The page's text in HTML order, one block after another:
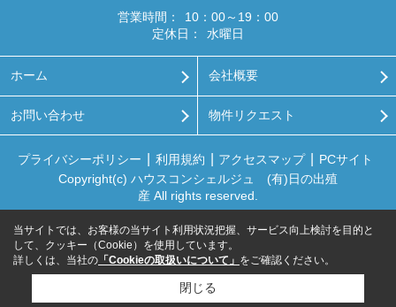
営業時間：
10：00～19：00
定休日：
水曜日
ホーム 会社概要
お問い合わせ 物件リクエスト
プライバシーポリシー 利用規約 アクセスマップ
PCサイト
Copyright(c) ハウスコンシェルジュ (有)日の出殖
産 All rights reserved.
当サイトでは、お客様の当サイト利用状況把握、サービス向上検討を目的と
して、クッキー（Cookie）を使用しています。
詳しくは、当社の 「Cookieの取扱いについて」 をご確認ください。
閉じる